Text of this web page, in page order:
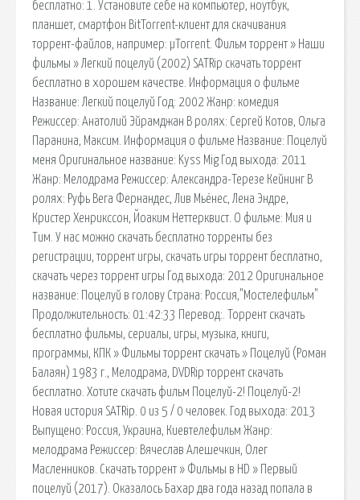
бесплатно: 1. Установите себе на компьютер, ноутбук,
планшет, смартфон BitTorrent-клиент для скачивания
торрент-файлов, например: µTorrent. Фильм торрент » Наши
фильмы » Легкий поцелуй (2002) SATRip скачать торрент
бесплатно в хорошем качестве. Информация о фильме
Название: Легкий поцелуй Год: 2002 Жанр: комедия
Режиссер: Анатолий Эйрамджан В ролях: Сергей Котов, Ольга
Паранина, Максим. Информация о фильме Название: Поцелуй
меня Оригинальное название: Kyss Mig Год выхода: 2011
Жанр: Мелодрама Режиссер: Александра-Терезе Кейнинг В
ролях: Руфь Вега Фернандес, Лив Мьёнес, Лена Эндре,
Кристер Хенрикссон, Йоаким Неттерквист. О фильме: Мия и
Тим. У нас можно скачать бесплатно торренты без
регистрации, торрент игры, скачать игры торрент бесплатно,
скачать через торрент игры Год выхода: 2012 Оригинальное
название: Поцелуй в голову Страна: Россия,"Мостелефильм"
Продолжительность: 01:42:33 Перевод:. Торрент скачать
бесплатно фильмы, сериалы, игры, музыка, книги,
программы, КПК » Фильмы торрент скачать » Поцелуй (Роман
Балаян) 1983 г., Мелодрама, DVDRip торрент скачать
бесплатно. Хотите скачать фильм Поцелуй-2! Поцелуй-2!
Новая история SATRip. 0 из 5 / 0 человек. Год выхода: 2013
Выпущено: Россия, Украина, Киевтелефильм Жанр:
мелодрама Режиссер: Вячеслав Алешечкин, Олег
Масленников. Скачать торрент » Фильмы в HD » Первый
поцелуй (2017). Оказалось Бахар два года назад попала в